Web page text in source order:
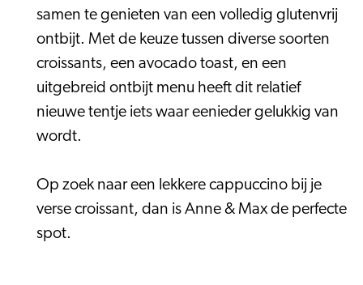
samen te genieten van een volledig glutenvrij
ontbijt. Met de keuze tussen diverse soorten
croissants, een avocado toast, en een
uitgebreid ontbijt menu heeft dit relatief
nieuwe tentje iets waar eenieder gelukkig van
wordt.
Op zoek naar een lekkere cappuccino bij je
verse croissant, dan is Anne & Max de perfecte
spot.